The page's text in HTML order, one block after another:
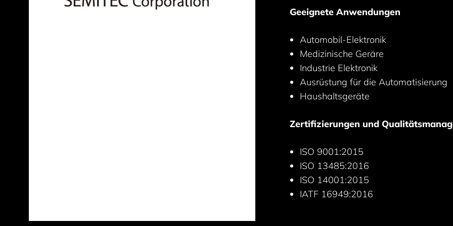
Geeignete Anwendungen
Automobil-Elektronik
Medizinische Geräre
Industrie Elektronik
Ausrüstung für die Automatisierung
Haushaltsgeräte
Zertifizierungen und
ISO 9001:2015
ISO 13485:2016
ISO 14001:2015
IATF 16949:2016